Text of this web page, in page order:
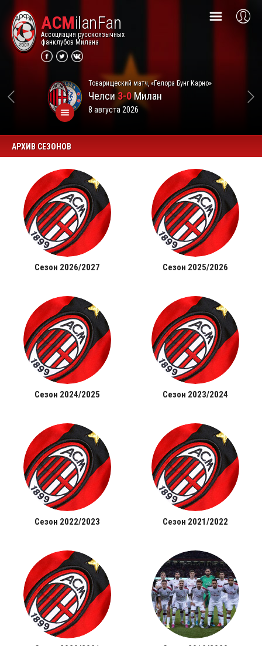
ACMilanFan
Ассоциация русскоязычных
фанклубов Милана
Товарищеский матч, «Гелора Бунг Карно»
Челси3-0Милан
8 августа 2026
АРХИВ СЕЗОНОВ
Сезон 2026/2027 Сезон 2025/2026
Сезон 2024/2025 Сезон 2023/2024
Сезон 2022/2023 Сезон 2021/2022